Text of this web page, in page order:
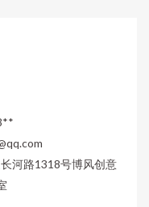
河路1318号博风创意